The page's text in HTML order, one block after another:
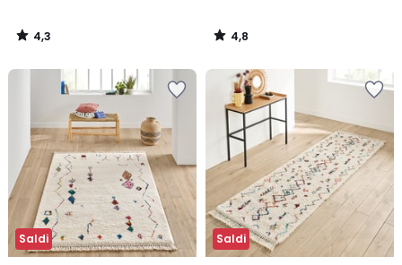
4,3
/
4,8
/
Saldi Saldi